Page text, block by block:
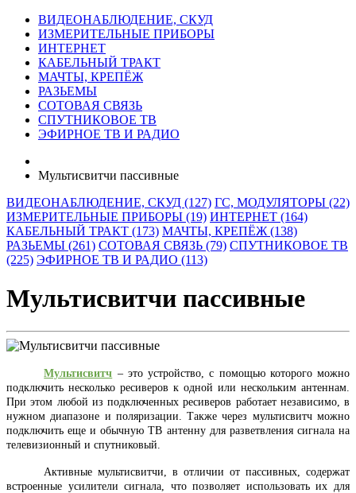
ВИДЕОНАБЛЮДЕНИЕ, СКУД
ИЗМЕРИТЕЛЬНЫЕ ПРИБОРЫ
ИНТЕРНЕТ
КАБЕЛЬНЫЙ ТРАКТ
МАЧТЫ, КРЕПЁЖ
РАЗЬЕМЫ
СОТОВАЯ СВЯЗЬ
СПУТНИКОВОЕ ТВ
ЭФИРНОЕ ТВ И РАДИО
Мультисвитчи пассивные
ВИДЕОНАБЛЮДЕНИЕ, СКУД (127) ГС, МОДУЛЯТОРЫ (22)
ИЗМЕРИТЕЛЬНЫЕ ПРИБОРЫ (19) ИНТЕРНЕТ (164)
КАБЕЛЬНЫЙ ТРАКТ (173) МАЧТЫ, КРЕПЁЖ (138)
РАЗЬЕМЫ (261) СОТОВАЯ СВЯЗЬ (79) СПУТНИКОВОЕ ТВ
(225) ЭФИРНОЕ ТВ И РАДИО (113)
Мультисвитчи пассивные
Мультисвитч – это устройство, с помощью которого можно
подключить несколько ресиверов к одной или нескольким антеннам.
При этом любой из подключенных ресиверов работает независимо, в
нужном диапазоне и поляризации. Также через мультисвитч можно
подключить еще и обычную ТВ антенну для разветвления сигнала на
телевизионный и спутниковый.
Активные мультисвитчи, в отличии от пассивных, содержат
встроенные усилители сигнала, что позволяет использовать их для